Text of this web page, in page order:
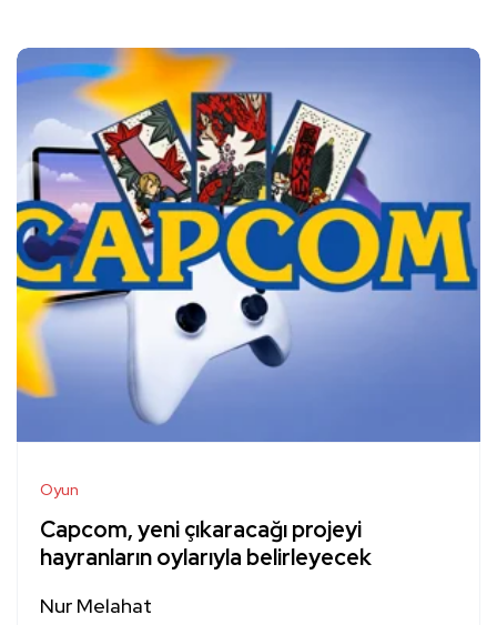
Oyun
Capcom, yeni çıkaracağı projeyi
hayranların oylarıyla belirleyecek
Nur Melahat